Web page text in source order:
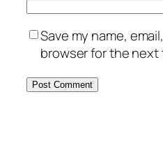
Save my name,
browser for the next